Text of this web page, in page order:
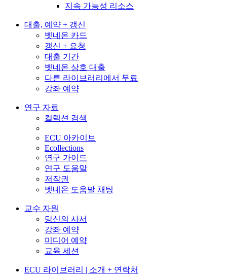
지속 가능성 리소스
대출, 예약 + 갱신
벳네온 카드
갱신 + 요청
대출 기간
벳네온 상호 대출
다른 라이브러리에서 무료
강좌 예약
연구 자료
컬렉션 검색
ECU 아카이브
Ecollections
연구 가이드
연구 도움말
저작권
벳네온 도움말 채팅
교수 자원
당신의 사서
강좌 예약
미디어 예약
교육 세션
ECU 라이브러리 | 소개 + 연락처